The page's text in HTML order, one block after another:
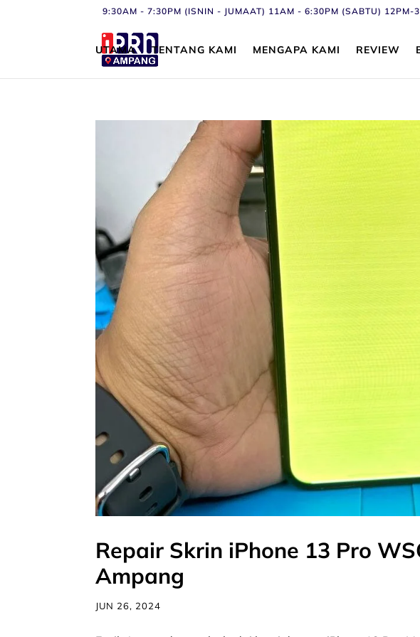
9:30AM - 7:30PM (ISNIN - JUMAAT) 11AM - 6:30PM (SABTU) 12PM-
UTAMA TENTANG KAMI MENGAPA KAMI REVIEW
Repair Skrin iPhone 13 Pro
Ampang
JUN 26, 2024